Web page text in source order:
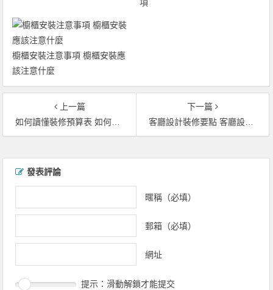
項
櫥櫃安裝注意事項 櫥櫃安裝應
該注意什麼
上一篇
如何讀懂裝修預算表 如何通過裝修預算表省錢
下一篇
客廳設計裝修要點 客廳設計知識
發表評論
暱稱（必填）
郵箱（必填）
網址
提示：滑動解鎖才能提交